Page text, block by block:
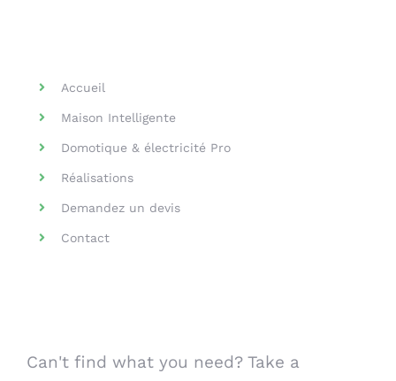
Accueil
Maison Intelligente
Domotique & électricité Pro
Réalisations
Demandez un devis
Contact
Can't find what you need? Take a